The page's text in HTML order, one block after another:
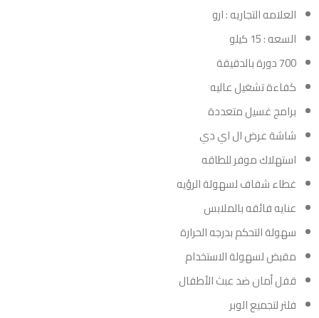
العلامه التجاريه : ارو
السعه : 15 كيلو
700 دورة بالدقيقة
كفاءة تشغيل عاليه
برامج غسيل متعددة
شاشة عرض ال اي دي
استهلاك موفر للطاقه
غطاء شفاف لسهولة الرؤيه
عنايه فائقه بالملابس
سهولة التحكم بدرجه الحرارة
مقبض لسهولة الاستخدام
قفل أمان ضد عبث الأطفال
فلتر لتجميع الوبر